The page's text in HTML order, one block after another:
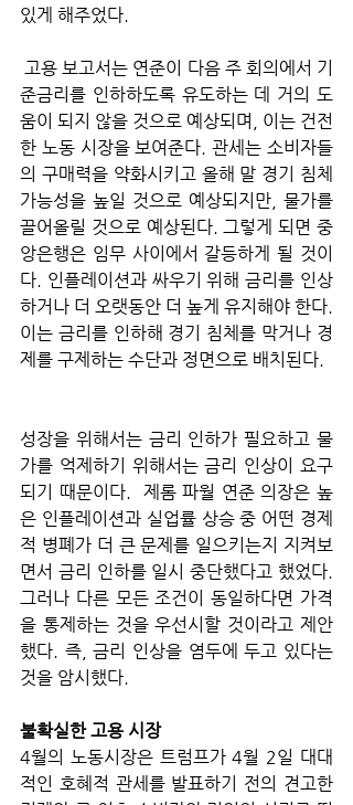
있게 해주었다.
고용 보고서는 연준이 다음 주 회의에서 기
준금리를 인하하도록 유도하는 데 거의 도
움이 되지 않을 것으로 예상되며, 이는 건전
한 노동 시장을 보여준다. 관세는 소비자들
의 구매력을 약화시키고 올해 말 경기 침체
가능성을 높일 것으로 예상되지만, 물가를
끌어올릴 것으로 예상된다. 그렇게 되면 중
앙은행은 임무 사이에서 갈등하게 될 것이
다. 인플레이션과 싸우기 위해 금리를 인상
하거나 더 오랫동안 더 높게 유지해야 한다.
이는 금리를 인하해 경기 침체를 막거나 경
제를 구제하는 수단과 정면으로 배치된다.
성장을 위해서는 금리 인하가 필요하고 물
가를 억제하기 위해서는 금리 인상이 요구
되기 때문이다.  제롬 파월 연준 의장은 높
은 인플레이션과 실업률 상승 중 어떤 경제
적 병폐가 더 큰 문제를 일으키는지 지켜보
면서 금리 인하를 일시 중단했다고 했었다.
그러나 다른 모든 조건이 동일하다면 가격
을 통제하는 것을 우선시할 것이라고 제안
했다. 즉, 금리 인상을 염두에 두고 있다는
것을 암시했다.
불확실한 고용 시장
4월의 노동시장은 트럼프가 4월 2일 대대
적인 호혜적 관세를 발표하기 전의 견고한